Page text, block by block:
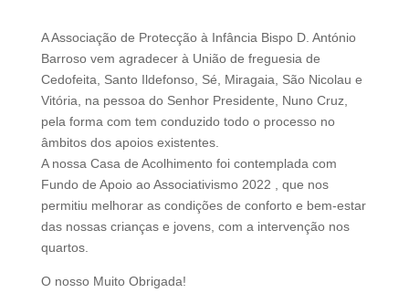
A Associação de Protecção à Infância Bispo D. António
Barroso vem agradecer à União de freguesia de
Cedofeita, Santo Ildefonso, Sé, Miragaia, São Nicolau e
Vitória, na pessoa do Senhor Presidente, Nuno Cruz,
pela forma com tem conduzido todo o processo no
âmbitos dos apoios existentes.
A nossa Casa de Acolhimento foi contemplada com
Fundo de Apoio ao Associativismo 2022 , que nos
permitiu melhorar as condições de conforto e bem-estar
das nossas crianças e jovens, com a intervenção nos
quartos.
O nosso Muito Obrigada!